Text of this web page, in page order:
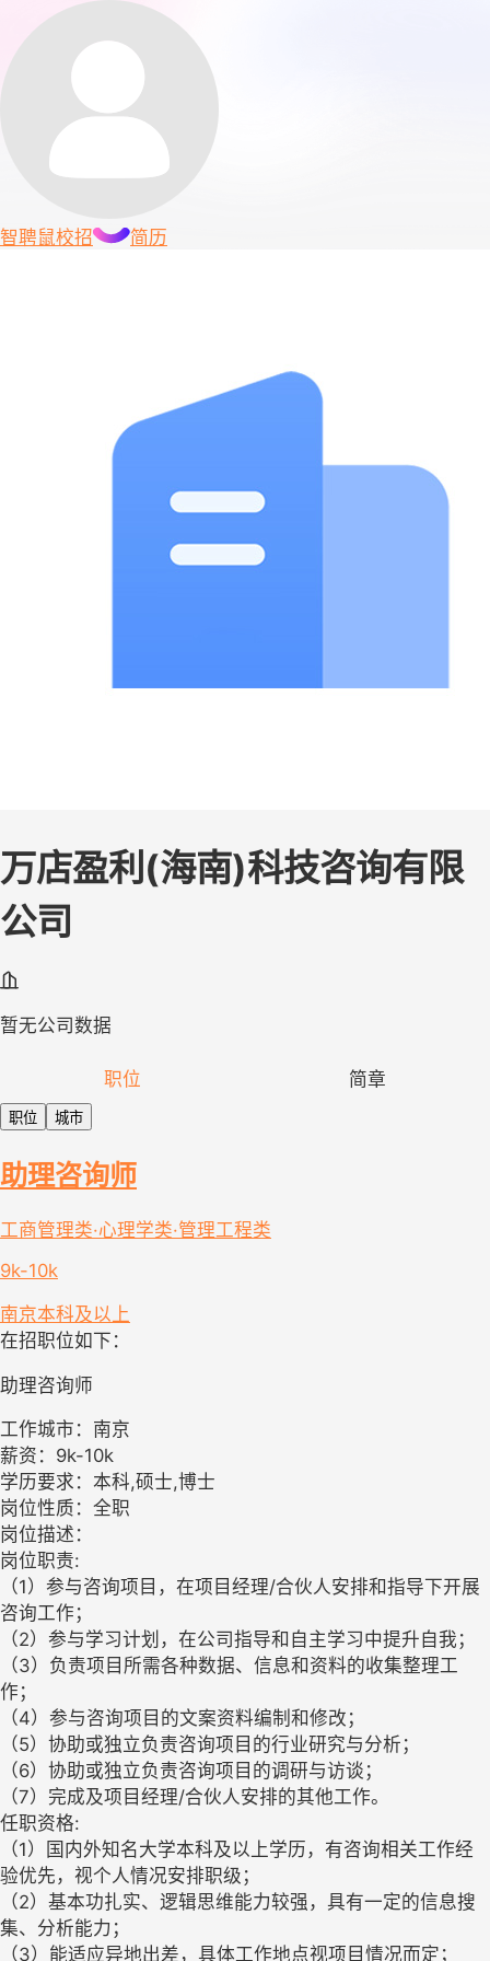
智聘鼠校招 简历
万店盈利(海南)科技咨询有限
公司
暂无公司数据
职位 简章
职位 城市
助理咨询师
工商管理类·心理学类·管理工程类
9k-10k
南京本科及以上
在招职位如下：
助理咨询师
工作城市：南京
薪资：9k-10k
学历要求：本科,硕士,博士
岗位性质：全职
岗位描述：
岗位职责:
（1）参与咨询项目，在项目经理/合伙人安排和指导下开展
咨询工作；
（2）参与学习计划，在公司指导和自主学习中提升自我；
（3）负责项目所需各种数据、信息和资料的收集整理工
作；
（4）参与咨询项目的文案资料编制和修改；
（5）协助或独立负责咨询项目的行业研究与分析；
（6）协助或独立负责咨询项目的调研与访谈；
（7）完成及项目经理/合伙人安排的其他工作。
任职资格:
（1）国内外知名大学本科及以上学历，有咨询相关工作经
验优先，视个人情况安排职级；
（2）基本功扎实、逻辑思维能力较强，具有一定的信息搜
集、分析能力；
（3）能适应异地出差，具体工作地点视项目情况而定；